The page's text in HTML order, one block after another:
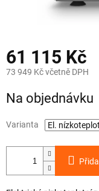
61 115 Kč
73 949 Kč včetně DPH
cena:
Na objednávku
Varianta